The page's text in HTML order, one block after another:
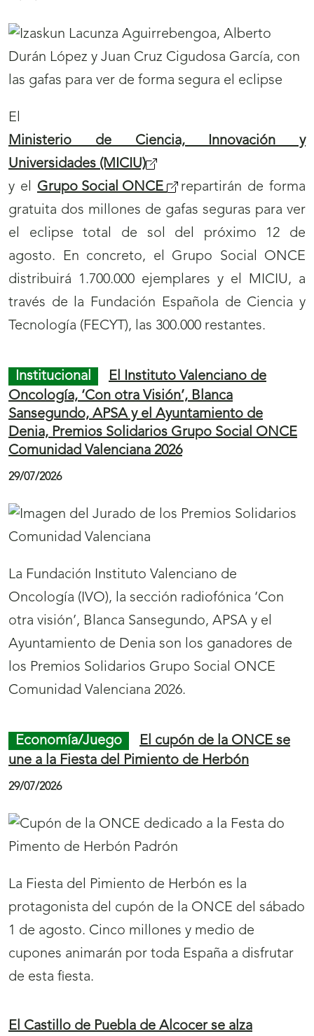
El
Ministerio de Ciencia, Innovación y
Universidades (MICIU)
y el Grupo Social ONCE
repartirán de forma
gratuita dos millones de gafas seguras para ver
el eclipse total de sol del próximo 12 de
agosto. En concreto, el Grupo Social ONCE
distribuirá 1.700.000 ejemplares y el MICIU, a
través de la Fundación Española de Ciencia y
Tecnología (FECYT), las 300.000 restantes.
Institucional
El Instituto Valenciano de
Oncología, ‘Con otra Visión’, Blanca
Sansegundo, APSA y el Ayuntamiento de
Denia, Premios Solidarios Grupo Social ONCE
Comunidad Valenciana 2026
29/07/2026
La Fundación Instituto Valenciano de
Oncología (IVO), la sección radiofónica ‘Con
otra visión’, Blanca Sansegundo, APSA y el
Ayuntamiento de Denia son los ganadores de
los Premios Solidarios Grupo Social ONCE
Comunidad Valenciana 2026.
Economía/Juego
El cupón de la ONCE se
une a la Fiesta del Pimiento de Herbón
29/07/2026
La Fiesta del Pimiento de Herbón es la
protagonista del cupón de la ONCE del sábado
1 de agosto. Cinco millones y medio de
cupones animarán por toda España a disfrutar
de esta fiesta.
El Castillo de Puebla de Alcocer se alza